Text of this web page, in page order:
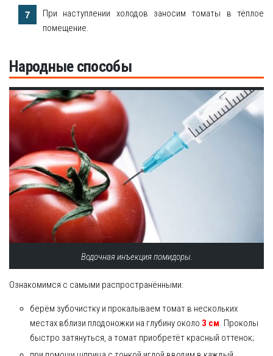
При наступлении холодов заносим томаты в тёплое
помещение.
Народные способы
Водочная инъекция помидоры.
Ознакомимся с самыми распространёнными:
берём зубочистку и прокалываем томат в нескольких
местах вблизи плодоножки на глубину около 3 см. Проколы
быстро затянуться, а томат приобретёт красный оттенок;